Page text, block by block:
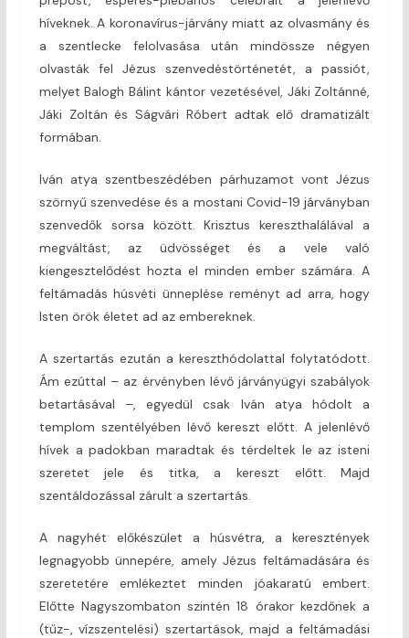
híveknek. A koronavírus-járvány miatt az olvasmány és
a szentlecke felolvasása után mindössze négyen
olvasták fel Jézus szenvedéstörténetét, a passiót,
melyet Balogh Bálint kántor vezetésével, Jáki Zoltánné,
Jáki Zoltán és Ságvári Róbert adtak elő dramatizált
formában.
Iván atya szentbeszédében párhuzamot vont Jézus
szörnyű szenvedése és a mostani Covid-19 járványban
szenvedők sorsa között. Krisztus kereszthalálával a
megváltást, az üdvösséget és a vele való
kiengesztelődést hozta el minden ember számára. A
feltámadás húsvéti ünneplése reményt ad arra, hogy
Isten örök életet ad az embereknek.
A szertartás ezután a kereszthódolattal folytatódott.
Ám ezúttal – az érvényben lévő járványügyi szabályok
betartásával –, egyedül csak Iván atya hódolt a
templom szentélyében lévő kereszt előtt. A jelenlévő
hívek a padokban maradtak és térdeltek le az isteni
szeretet jele és titka, a kereszt előtt. Majd
szentáldozással zárult a szertartás.
A nagyhét előkészület a húsvétra, a keresztények
legnagyobb ünnepére, amely Jézus feltámadására és
szeretetére emlékeztet minden jóakaratú embert.
Előtte Nagyszombaton szintén 18 órakor kezdőnek a
(tűz-, vízszentelési) szertartások, majd a feltámadási